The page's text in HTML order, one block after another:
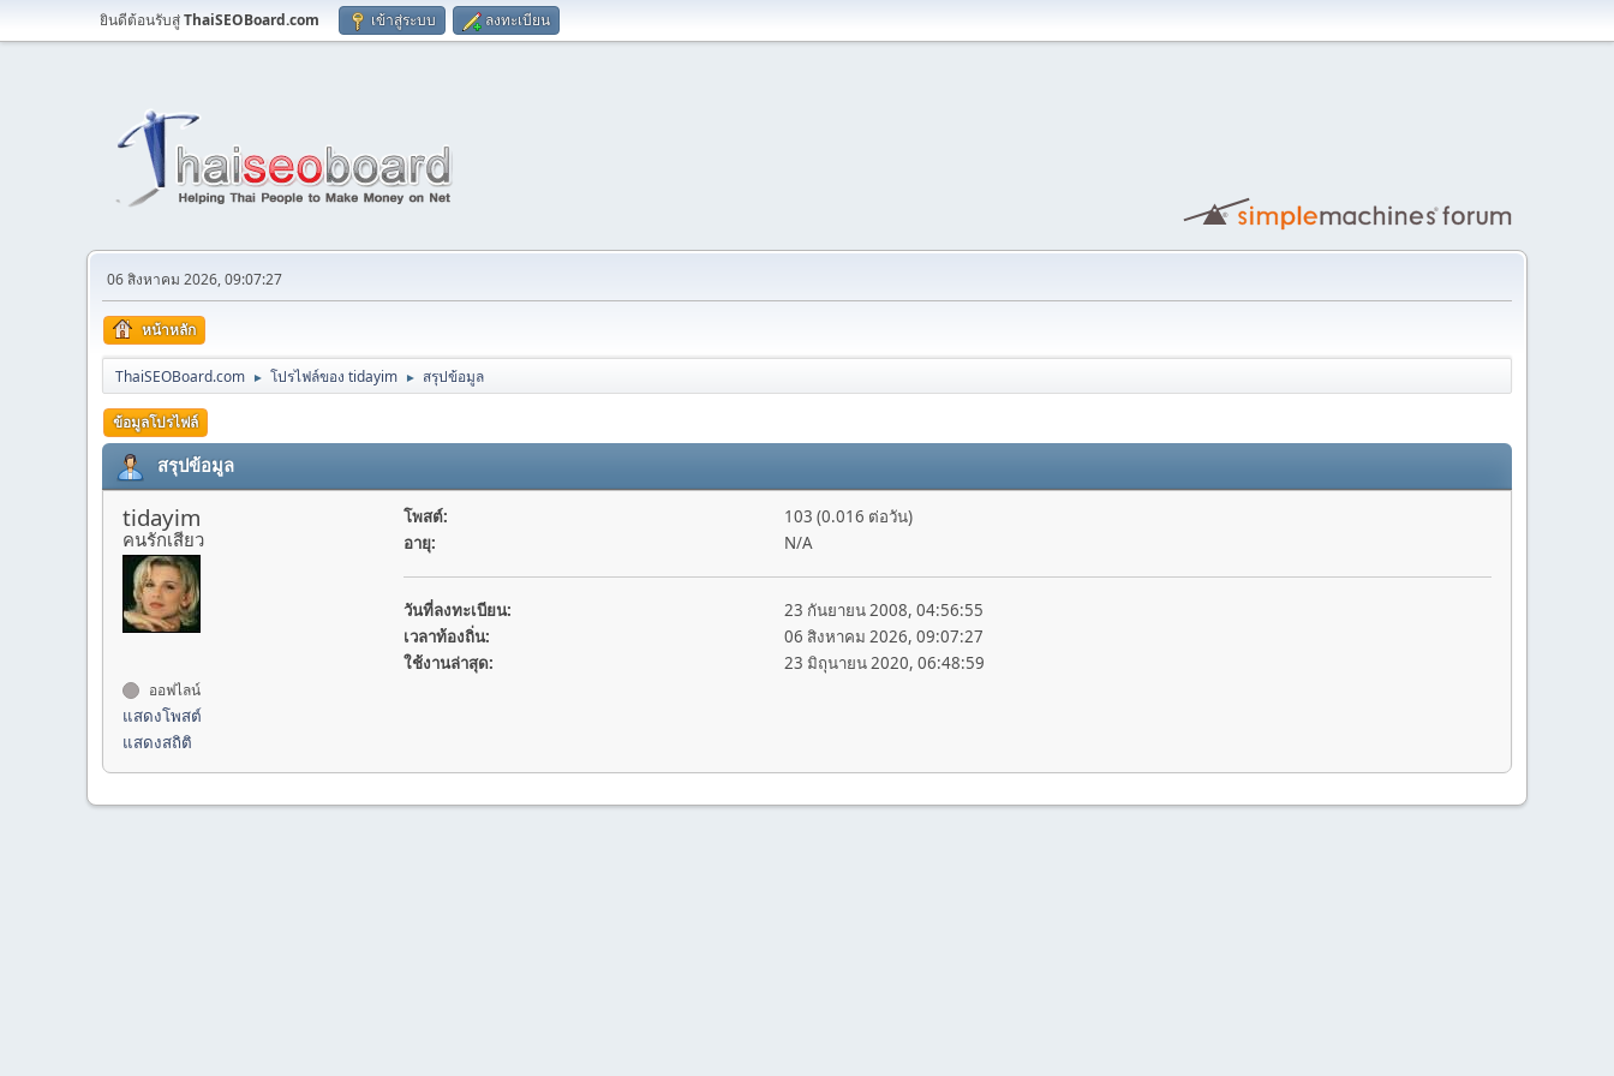
ยินดีต้อนรับสู่ThaiSEOBoard.com เข้าสู่ระบบ ลงทะเบียน
06 สิงหาคม 2026, 09:07:27
หน้าหลัก
ThaiSEOBoard.com ► โปรไฟล์ของ tidayim ► สรุปข้อมูล
ข้อมูลโปรไฟล์
สรุปข้อมูล
tidayim
คนรักเสียว
ออฟไลน์
แสดงโพสต์
แสดงสถิติ
โพสต์:
103 (0.016 ต่อวัน)
อายุ:
N/A
วันที่ลงทะเบียน:
23 กันยายน 2008, 04:56:55
เวลาท้องถิ่น:
06 สิงหาคม 2026, 09:07:27
ใช้งานล่าสุด:
23 มิถุนายน 2020, 06:48:59